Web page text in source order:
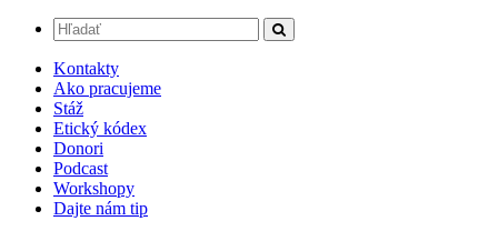
Kontakty
Ako pracujeme
Stáž
Etický kódex
Donori
Podcast
Workshopy
Dajte nám tip